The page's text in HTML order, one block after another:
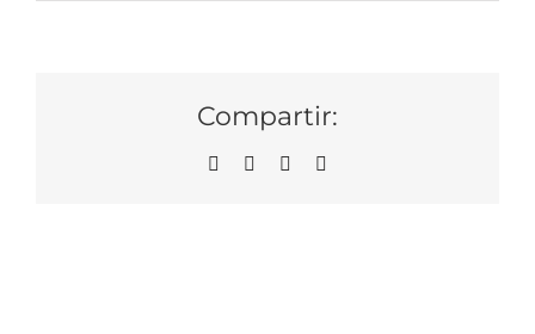
Compartir:
Facebook
TwitterWhatsApp